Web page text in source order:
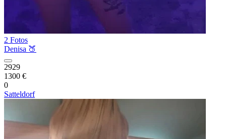
2 Fotos
Denisa 🍑
2929
1300 €
0
Satteldorf